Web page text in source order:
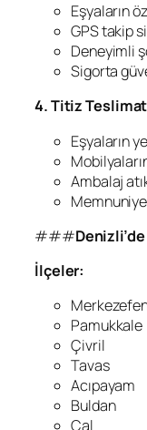
Eşyaların
GPS takip
Deneyimli
Sigorta
4. Titiz Teslimat
Eşyaların
Ambalaj
###
İlçeler:
Pamukkale
Çivril
Tavas
Acıpayam
Buldan
Çal